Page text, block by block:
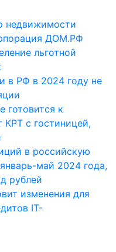
ДОМ.РФ
льготной
в РФ в 2024 году не
готовится к
КРТ с гостиницей,
в российскую
май 2024 года,
рублей
изменения для
IT-